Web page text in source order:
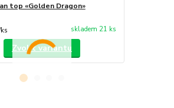
top «Golden Dragon»
ks skladem 21 ks
Zvolit variantu